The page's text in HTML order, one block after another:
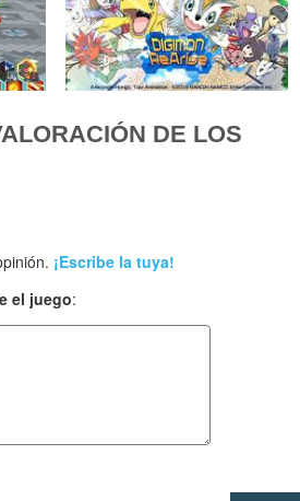
DE LOS
¡Escribe la tuya!
el juego: